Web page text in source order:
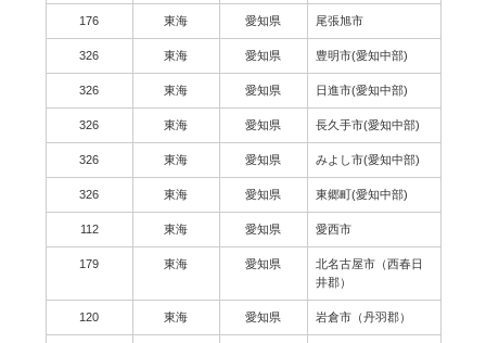
176 東海 愛知県 尾張旭市
326 東海 愛知県 豊明市(愛知中部)
326 東海 愛知県 日進市(愛知中部)
326 東海 愛知県 長久手市(愛知中部)
326 東海 愛知県 みよし市(愛知中部)
326 東海 愛知県 東郷町(愛知中部)
112 東海 愛知県 愛西市
179 東海 愛知県
北名古屋市（西春日
井郡）
120 東海 愛知県 岩倉市（丹羽郡）